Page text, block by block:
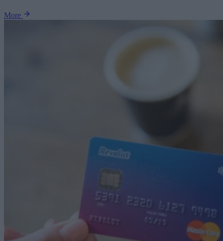
More